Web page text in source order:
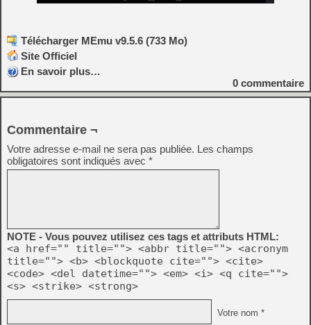
Télécharger MEmu v9.5.6 (733 Mo)
Site Officiel
En savoir plus…
0 commentaire
Commentaire ¬
Votre adresse e-mail ne sera pas publiée. Les champs
obligatoires sont indiqués avec *
NOTE - Vous pouvez utilisez ces tags et attributs HTML:
<a href="" title=""> <abbr title=""> <acronym
title=""> <b> <blockquote cite=""> <cite>
<code> <del datetime=""> <em> <i> <q cite="">
<s> <strike> <strong>
Votre nom *